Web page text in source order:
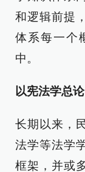
和逻辑前提
体系每一个
中。
以宪法学总
长期以来，
法学等法学
框架，并或